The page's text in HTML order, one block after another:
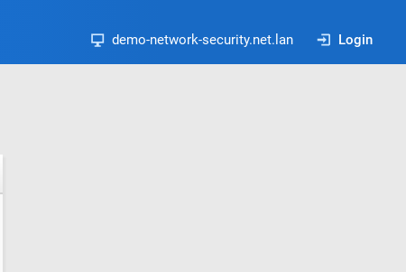
demo-network-security.net.lan Login